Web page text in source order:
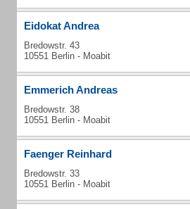
Eidokat Andrea
Bredowstr. 43
10551 Berlin - Moabit
Emmerich Andreas
Bredowstr. 38
10551 Berlin - Moabit
Faenger Reinhard
Bredowstr. 33
10551 Berlin - Moabit